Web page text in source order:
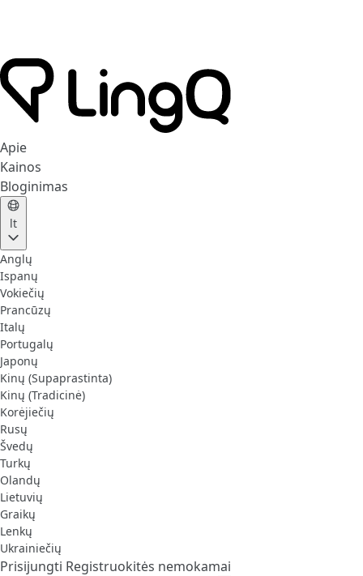
Apie
Kainos
Bloginimas
lt
Anglų
Ispanų
Vokiečių
Prancūzų
Italų
Portugalų
Japonų
Kinų (Supaprastinta)
Kinų (Tradicinė)
Korėjiečių
Rusų
Švedų
Turkų
Olandų
Lietuvių
Graikų
Lenkų
Ukrainiečių
Prisijungti Registruokitės nemokamai